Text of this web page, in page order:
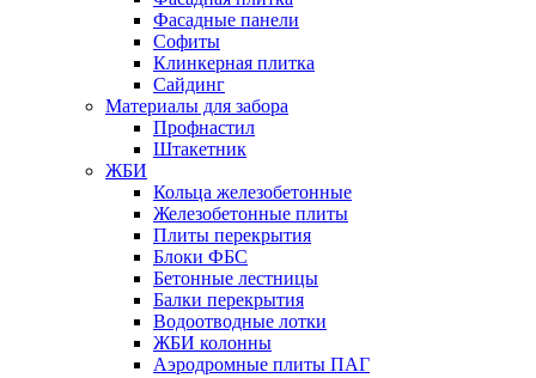
Фасадные панели
Софиты
Клинкерная плитка
Сайдинг
Материалы для забора
Профнастил
Штакетник
ЖБИ
Кольца железобетонные
Железобетонные плиты
Плиты перекрытия
Блоки ФБС
Бетонные лестницы
Балки перекрытия
Водоотводные лотки
ЖБИ колонны
Аэродромные плиты ПАГ